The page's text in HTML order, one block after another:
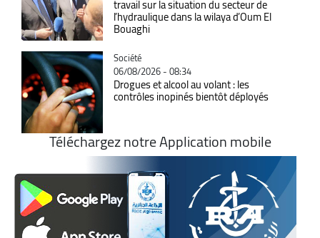
travail sur la situation du secteur de
l’hydraulique dans la wilaya d’Oum El
Bouaghi
Catégorie
Société
06/08/2026 - 08:34
Drogues et alcool au volant : les
contrôles inopinés bientôt déployés
Téléchargez notre Application mobile